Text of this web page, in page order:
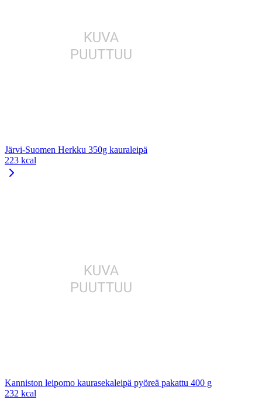
Järvi-Suomen Herkku 350g kauraleipä
223 kcal
Kanniston leipomo kaurasekaleipä pyöreä pakattu 400 g
232 kcal